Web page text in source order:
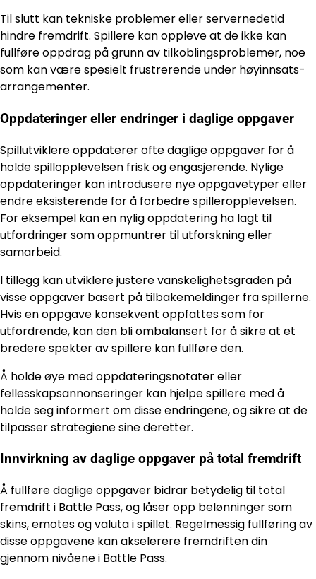
Til slutt kan tekniske problemer eller servernedetid
hindre fremdrift. Spillere kan oppleve at de ikke kan
fullføre oppdrag på grunn av tilkoblingsproblemer, noe
som kan være spesielt frustrerende under høyinnsats-
arrangementer.
Oppdateringer eller endringer i daglige oppgaver
Spillutviklere oppdaterer ofte daglige oppgaver for å
holde spillopplevelsen frisk og engasjerende. Nylige
oppdateringer kan introdusere nye oppgavetyper eller
endre eksisterende for å forbedre spilleropplevelsen.
For eksempel kan en nylig oppdatering ha lagt til
utfordringer som oppmuntrer til utforskning eller
samarbeid.
I tillegg kan utviklere justere vanskelighetsgraden på
visse oppgaver basert på tilbakemeldinger fra spillerne.
Hvis en oppgave konsekvent oppfattes som for
utfordrende, kan den bli ombalansert for å sikre at et
bredere spekter av spillere kan fullføre den.
Å holde øye med oppdateringsnotater eller
fellesskapsannonseringer kan hjelpe spillere med å
holde seg informert om disse endringene, og sikre at de
tilpasser strategiene sine deretter.
Innvirkning av daglige oppgaver på total fremdrift
Å fullføre daglige oppgaver bidrar betydelig til total
fremdrift i Battle Pass, og låser opp belønninger som
skins, emotes og valuta i spillet. Regelmessig fullføring av
disse oppgavene kan akselerere fremdriften din
gjennom nivåene i Battle Pass.